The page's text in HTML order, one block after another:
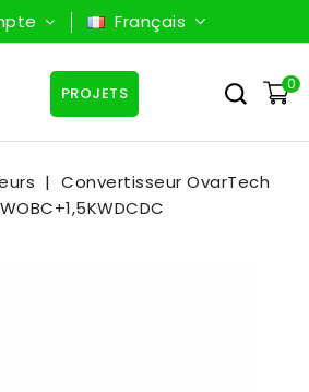
Français
0
PROJETS
Convertisseur OvarTech